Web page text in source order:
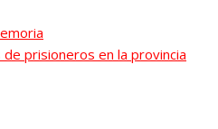
prisioneros en la provincia